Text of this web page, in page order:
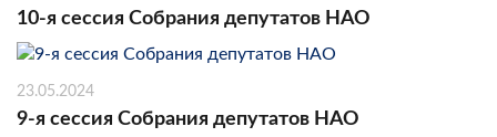
10-я сессия Собрания депутатов НАО
23.05.2024
9-я сессия Собрания депутатов НАО